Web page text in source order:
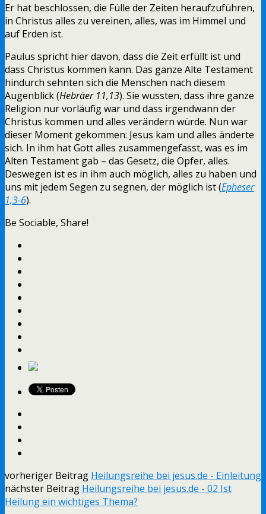
Er hat beschlossen, die Fülle der Zeiten heraufzuführen,
in Christus alles zu vereinen, alles, was im Himmel und
auf Erden ist.
Paulus spricht hier davon, dass die Zeit erfüllt ist und
dass Christus kommen kann. Das ganze Alte Testament
hindurch sehnten sich die Menschen nach diesem
Augenblick (Hebräer 11,13). Sie wussten, dass ihre ganze
Religion nur vorläufig war und dass irgendwann der
Christus kommen und alles verändern würde. Nun war
dieser Moment gekommen: Jesus kam und alles änderte
sich. In ihm hat Gott alles zusammengefasst, was es im
Alten Testament gab – das Gesetz, die Opfer, alles.
Deswegen ist es in ihm auch möglich, alles zu haben und
uns mit jedem Segen zu segnen, der möglich ist (Epheser
1,3-6).
Be Sociable, Share!
vorheriger Beitrag Heilungsreihe bei jesus.de - Einleitung
nächster Beitrag Heilungsreihe bei jesus.de - 02 Ist
Heilung ein wichtiges Thema?